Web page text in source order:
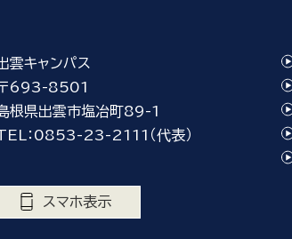
雲キャンパス
693-8501
根県出雲市塩冶町89-1
：0853-23-2111（代表）
スマホ表示